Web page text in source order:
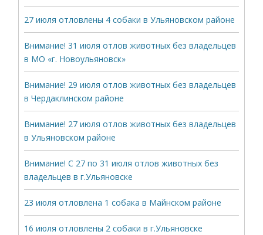
27 июля отловлены 4 собаки в Ульяновском районе
Внимание! 31 июля отлов животных без владельцев
в МО «г. Новоульяновск»
Внимание! 29 июля отлов животных без владельцев
в Чердаклинском районе
Внимание! 27 июля отлов животных без владельцев
в Ульяновском районе
Внимание! С 27 по 31 июля отлов животных без
владельцев в г.Ульяновске
23 июля отловлена 1 собака в Майнском районе
16 июля отловлены 2 собаки в г.Ульяновске